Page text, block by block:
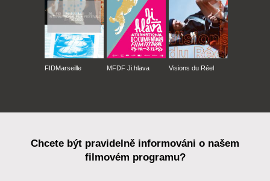
FIDMarseille MFDF Ji.hlava Visions du Réel
Chcete být pravidelně informováni o našem
filmovém programu?